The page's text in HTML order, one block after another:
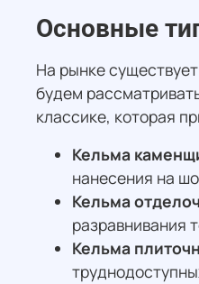
Основные
На рынке
будем
классике, которая
Кельма
нанесения на
Кельма
разравнивания
Кельма